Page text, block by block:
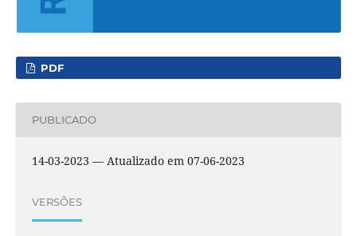
PDF
PUBLICADO
14-03-2023 — Atualizado em 07-06-2023
VERSÕES